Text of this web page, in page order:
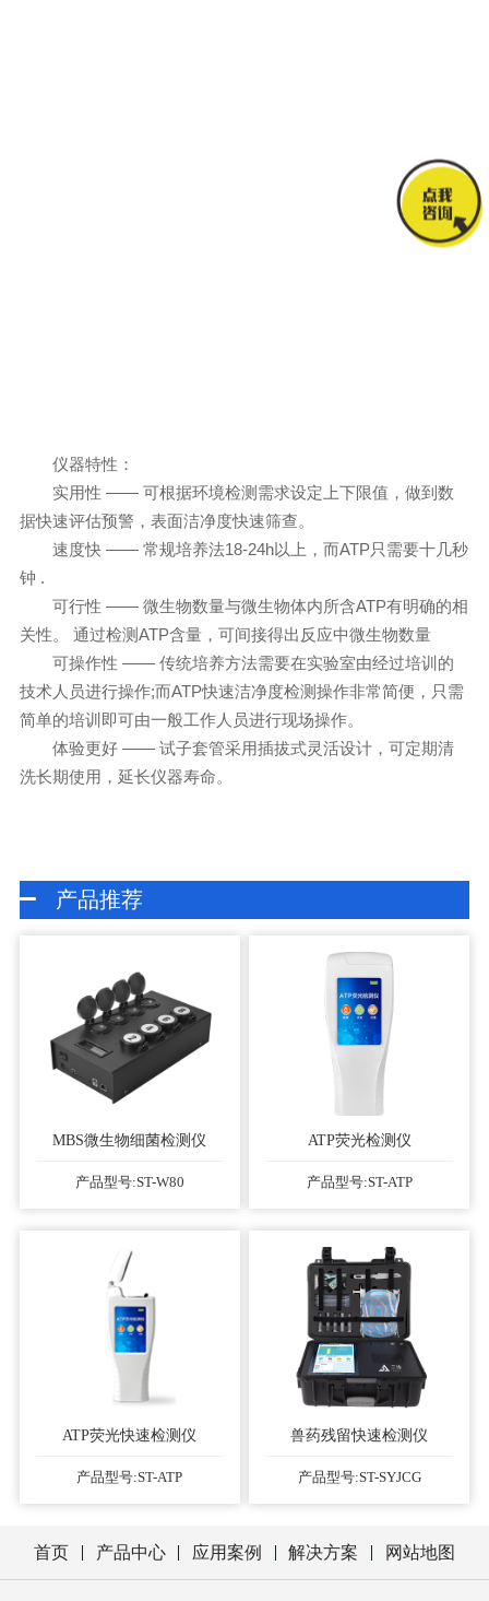
仪器特性：
实用性 —— 可根据环境检测需求设定上下限值，做到数
据快速评估预警，表面洁净度快速筛查。
速度快 —— 常规培养法18-24h以上，而ATP只需要十几秒
钟 .
可行性 —— 微生物数量与微生物体内所含ATP有明确的相
关性。 通过检测ATP含量，可间接得出反应中微生物数量
可操作性 —— 传统培养方法需要在实验室由经过培训的
技术人员进行操作;而ATP快速洁净度检测操作非常简便，只需
简单的培训即可由一般工作人员进行现场操作。
体验更好 —— 试子套管采用插拔式灵活设计，可定期清
洗长期使用，延长仪器寿命。
产品推荐
MBS微生物细菌检测仪
产品型号:ST-W80
ATP荧光检测仪
产品型号:ST-ATP
ATP荧光快速检测仪
产品型号:ST-ATP
兽药残留快速检测仪
产品型号:ST-SYJCG
首页 产品中心 应用案例 解决方案 网站地图